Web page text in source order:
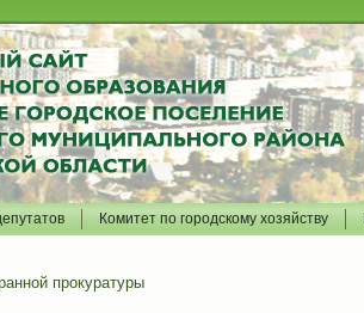
Комитет по городскому хозяйству
прокуратуры